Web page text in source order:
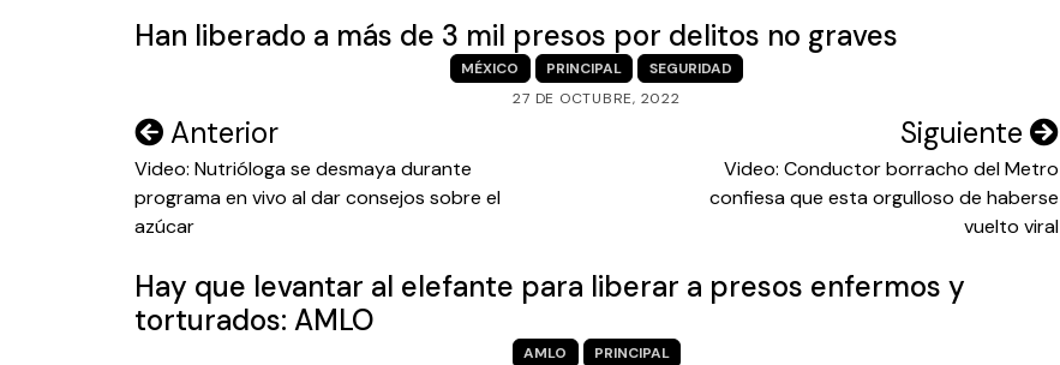
Han liberado a más de 3 mil presos por delitos no graves
MÉXICO PRINCIPAL
SEGURIDAD
27 DE OCTUBRE, 2022
Navegación
de
entradas
Anterior
Video: Nutrióloga se desmaya durante
programa en vivo al dar consejos sobre el
azúcar
Siguiente
Video: Conductor borracho del Metro
confiesa que esta orgulloso de haberse
vuelto viral
Hay que levantar al elefante para liberar a presos enfermos y
torturados: AMLO
AMLO
PRINCIPAL